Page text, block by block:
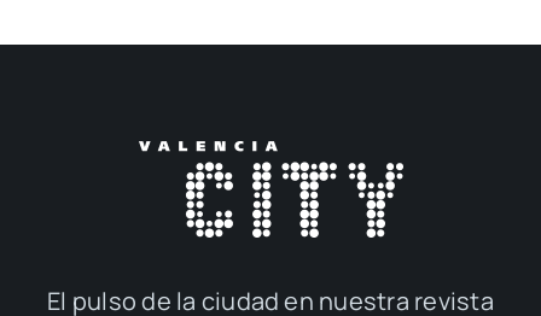
El pul­so de la ciu­dad en nues­tra revis­ta